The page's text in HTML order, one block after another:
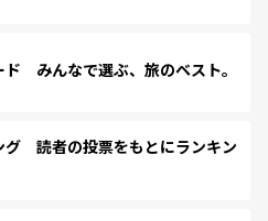
みんなで選ぶ、旅のベスト。
グ 読者の投票をもとにランキン